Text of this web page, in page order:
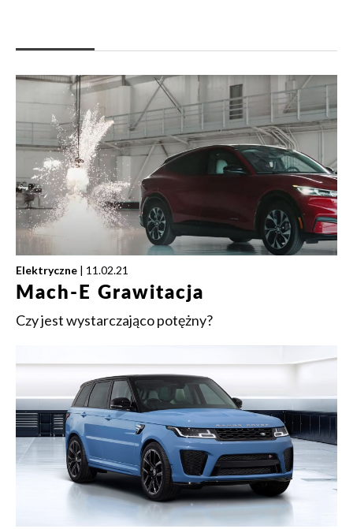
Elektryczne | 11.02.21
Mach-E Grawitacja
Czy jest wystarczająco potężny?